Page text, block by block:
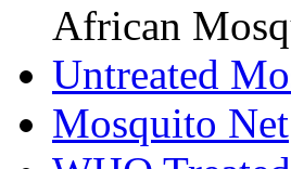
African
Untreated
Mosquito Net